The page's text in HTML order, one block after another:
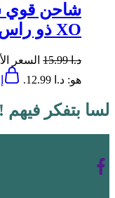
XO ذو راس شاحن Type-C و USB-C
د.ا15.99 السعر
هو: د.ا 12.99.
لسا بتفكر فيهم !